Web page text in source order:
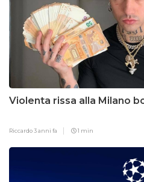
Violenta rissa alla Milano
Riccardo3 anni fa 1 min